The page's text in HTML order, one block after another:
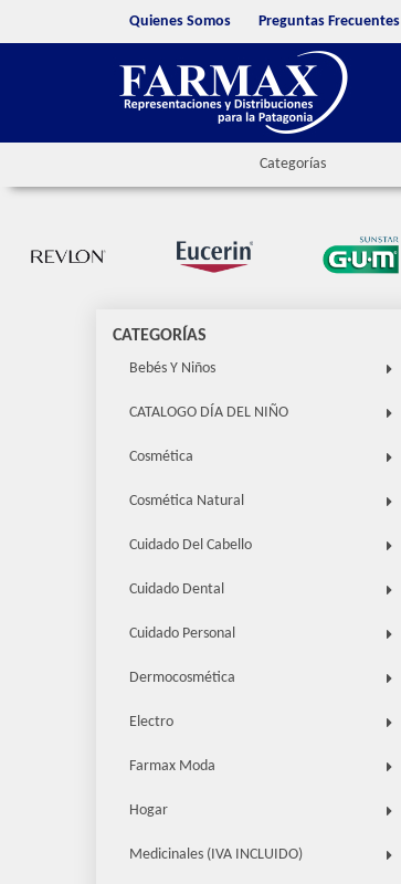
Quienes Somos Preguntas Frecuentes
Categorías
CATEGORÍAS
Bebés Y Niños
CATALOGO DÍA DEL NIÑO
Cosmética
Cosmética Natural
Cuidado Del Cabello
Cuidado Dental
Cuidado Personal
Dermocosmética
Electro
Farmax Moda
Hogar
Medicinales (IVA INCLUIDO)